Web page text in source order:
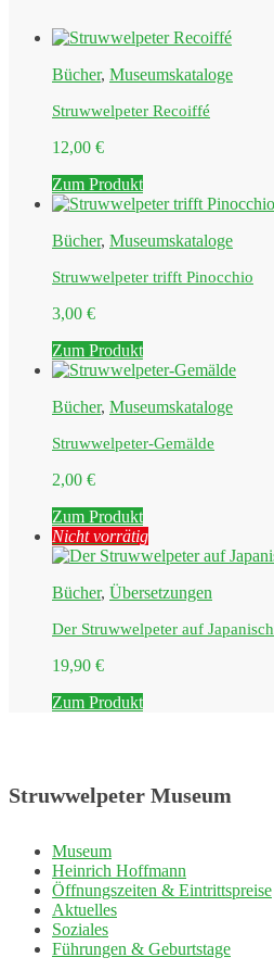
Bücher, Museumskataloge
Struwwelpeter Recoiffé
12,00 €
Zum Produkt
Bücher, Museumskataloge
Struwwelpeter trifft Pinocchio
3,00 €
Zum Produkt
Bücher, Museumskataloge
Struwwelpeter-Gemälde
2,00 €
Zum Produkt
Nicht vorrätig
Bücher, Übersetzungen
Der Struwwelpeter auf Japanisch
19,90 €
Zum Produkt
Struwwelpeter Museum
Museum
Heinrich Hoffmann
Öffnungszeiten & Eintrittspreise
Aktuelles
Soziales
Führungen & Geburtstage